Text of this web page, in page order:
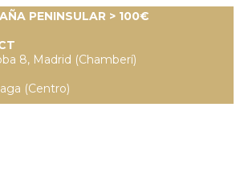
PENINSULAR > 100€
8, Madrid (Chamberí)
(Centro)